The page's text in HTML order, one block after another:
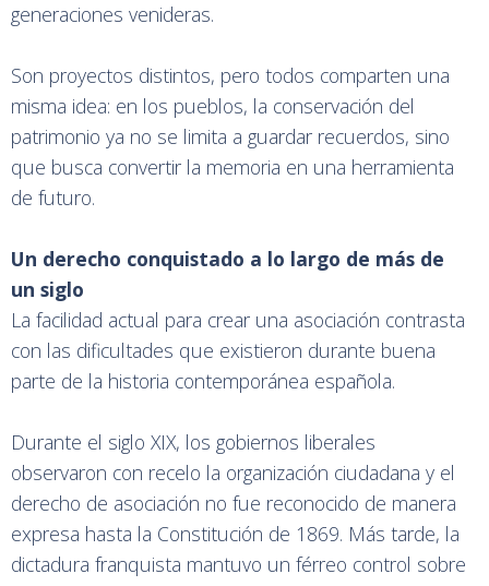
generaciones venideras.
Son proyectos distintos, pero todos comparten una
misma idea: en los pueblos, la conservación del
patrimonio ya no se limita a guardar recuerdos, sino
que busca convertir la memoria en una herramienta
de futuro.
Un derecho conquistado a lo largo de más de
un siglo
La facilidad actual para crear una asociación contrasta
con las dificultades que existieron durante buena
parte de la historia contemporánea española.
Durante el siglo XIX, los gobiernos liberales
observaron con recelo la organización ciudadana y el
derecho de asociación no fue reconocido de manera
expresa hasta la Constitución de 1869. Más tarde, la
dictadura franquista mantuvo un férreo control sobre